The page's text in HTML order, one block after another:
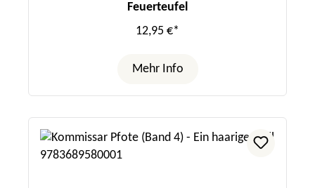
Feuerteufel
12,95 €*
Mehr Info